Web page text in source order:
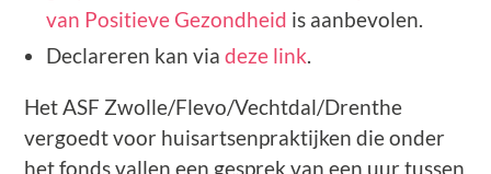
van Positieve Gezondheid is aanbevolen.
Declareren kan viadeze link.
Het ASF Zwolle/Flevo/Vechtdal/Drenthe
vergoedt voor huisartsenpraktijken die onder
het fonds vallen een gesprek van een uur tussen